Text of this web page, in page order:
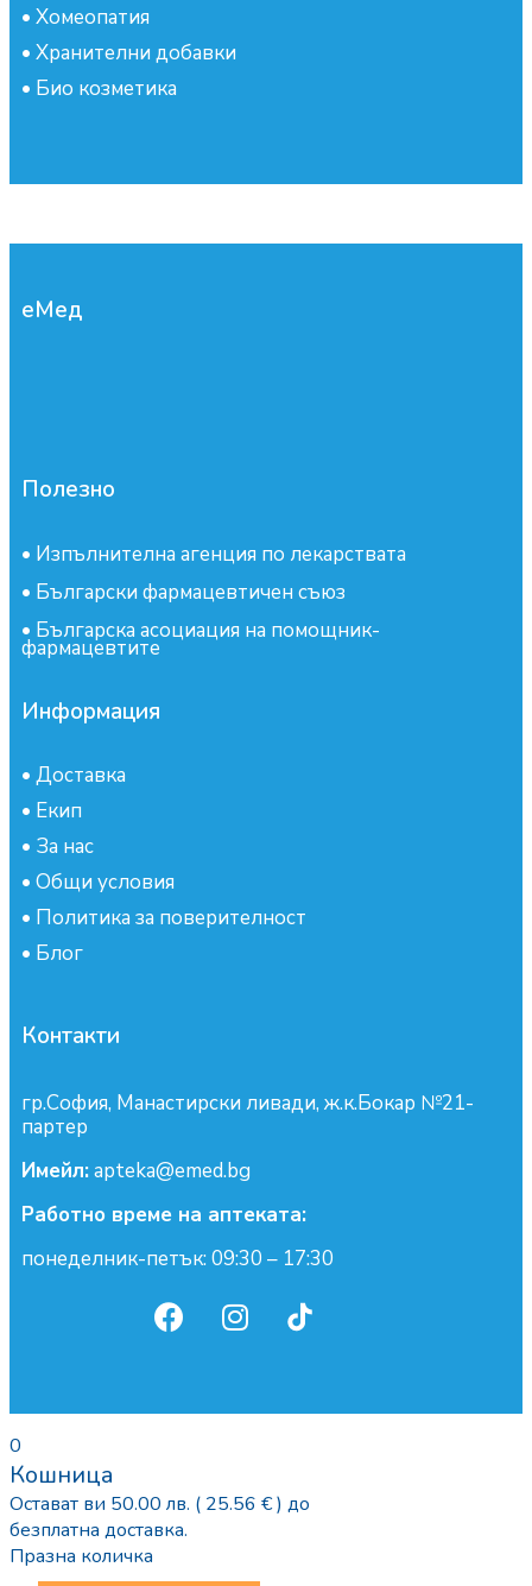
• Хомеопатия
• Хранителни добавки
• Био козметика
еМед
Полезно
• Изпълнителна агенция по лекарствата
• Български фармацевтичен съюз
• Българска асоциация на помощник-
фармацевтите
Информация
• Доставка
• Екип
• За нас
• Общи условия
• Политика за поверителност
• Блог
Контакти
гр.София, Манастирски ливади, ж.к.Бокар №21-
партер
Имейл:apteka@emed.bg
Работно време на аптеката:
понеделник-петък: 09:30 – 17:30
0
Кошница
Остават ви 50.00 лв. ( 25.56 € ) до
безплатна доставка.
Празна количка